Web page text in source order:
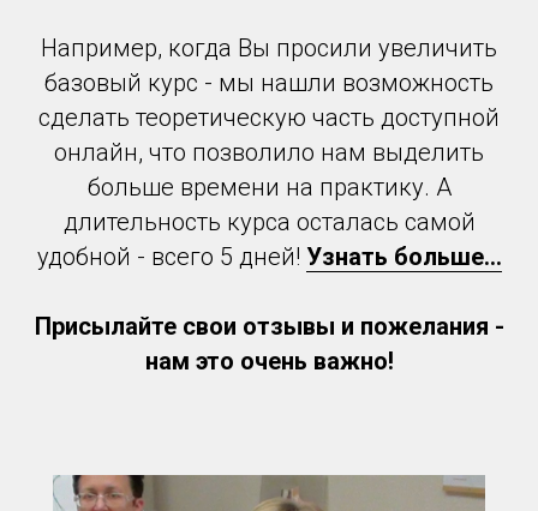
Например, когда Вы просили увеличить
базовый курс - мы нашли возможность
сделать теоретическую часть доступной
онлайн, что позволило нам выделить
больше времени на практику. А
длительность курса осталась самой
удобной - всего 5 дней! Узнать больше...
Присылайте свои отзывы и пожелания -
нам это очень важно!